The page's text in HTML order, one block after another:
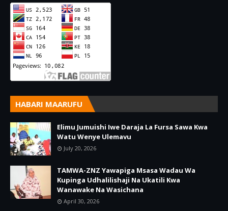
HABARI MAARUFU
Elimu Jumuishi Iwe Daraja La Fursa Sawa Kwa
Watu Wenye Ulemavu
July 20, 2026
TAMWA-ZNZ Yawapiga Msasa Wadau Wa
Kupinga Udhalilishaji Na Ukatili Kwa
Wanawake Na Wasichana
April 30, 2026